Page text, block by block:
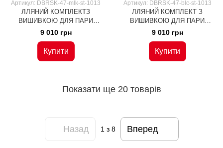
Артикул: DBRSK-47-mlk-st-1013
ЛЛЯНИЙ КОМПЛЕКТЗ
ВИШИВКОЮ ДЛЯ ПАРИ
"ПЛЕЯДА ВІЗЕРУНКІВ"
МОЛОЧНОГО КОЛЬОРУ
(DBRSK-47-mlk-st), льон
9 010 грн
Купити
Артикул: DBRSK-47-blc-st-1013
ЛЛЯНИЙ КОМПЛЕКТ З
ВИШИВКОЮ ДЛЯ ПАРИ
"ПЛЕЯДА ВІЗЕРУНКІВ"
ЧОРНОГО КОЛЬОРУ (DBRSK-
47-blc-st), льон
9 010 грн
Купити
Показати ще 20 товарів
Назад 1 з 8 Вперед